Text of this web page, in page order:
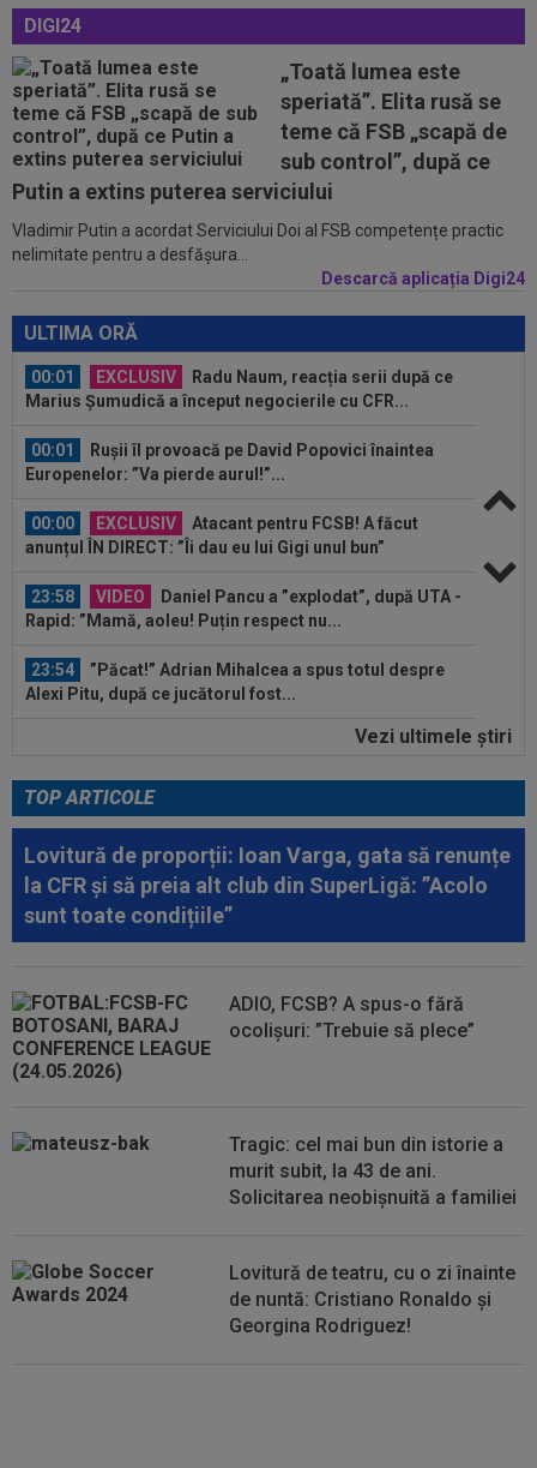
DIGI24
„Toată lumea este
speriată”. Elita rusă se
teme că FSB „scapă de
sub control”, după ce
Putin a extins puterea serviciului
Vladimir Putin a acordat Serviciului Doi al FSB competențe practic
nelimitate pentru a desfășura...
Descarcă aplicația Digi24
ULTIMA ORĂ
23:58 VIDEO
Daniel Pancu a ”explodat”, după UTA -
Rapid: ”Mamă, aoleu! Puțin respect nu...
23:54
”Păcat!” Adrian Mihalcea a spus totul despre
Alexi Pitu, după ce jucătorul fost...
23:42 EXCLUSIV
2 la 1: au dat verdictul la cea mai
controversată fază din UTA - Rapid...
00:02 EXCLUSIV
Rapid a dat lovitura! Victor
Angelescu a anunțat transferul: "Foarte bun"
transferul la încă o echipă de UCL! Picat la...
00:01 EXCLUSIV
Radu Naum, reacția serii după ce
Marius Șumudică a început negocierile cu CFR...
00:01
Rușii îl provoacă pe David Popovici înaintea
Europenelor: ”Va pierde aurul!”...
00:00 EXCLUSIV
Atacant pentru FCSB! A făcut
anunțul ÎN DIRECT: ”Îi dau eu lui Gigi unul bun”
23:58 VIDEO
Daniel Pancu a ”explodat”, după UTA -
Rapid: ”Mamă, aoleu! Puțin respect nu...
23:54
”Păcat!” Adrian Mihalcea a spus totul despre
Alexi Pitu, după ce jucătorul fost...
2 la 1: au dat verdictul la cea mai
00:02 EXCLUSIV
Rapid a dat lovitura! Victor
00:02 OFICIAL
Dezastru: după Barcelona, a ratat
transferul la încă o echipă de UCL! Picat la...
00:01
Rușii îl provoacă pe David Popovici înaintea
Europenelor: ”Va pierde aurul!”...
anunțul ÎN DIRECT: ”Îi dau eu lui Gigi unul bun”
Vezi ultimele ştiri
TOP ARTICOLE
Lovitură de proporții: Ioan Varga, gata să renunțe
la CFR și să preia alt club din SuperLigă: ”Acolo
sunt toate condițiile”
ADIO, FCSB? A spus-o fără
ocolișuri: ”Trebuie să plece”
Tragic: cel mai bun din istorie a
murit subit, la 43 de ani.
Solicitarea neobișnuită a familiei
Lovitură de teatru, cu o zi înainte
de nuntă: Cristiano Ronaldo și
Georgina Rodriguez!